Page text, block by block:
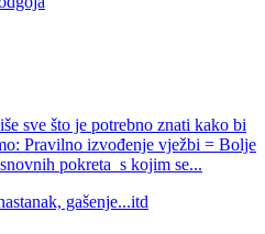
sve što je potrebno znati kako bi
Pravilno izvođenje vježbi = Bolje
pokreta s kojim se...